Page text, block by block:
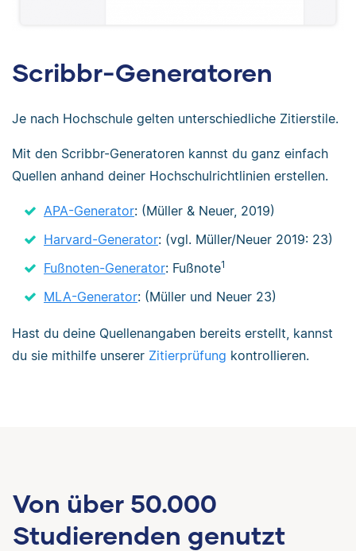
Scribbr-Generatoren
Je nach Hochschule gelten unterschiedliche Zitierstile.
Mit den Scribbr-Generatoren kannst du ganz einfach
Quellen anhand deiner Hochschulrichtlinien erstellen.
APA-Generator: (Müller & Neuer, 2019)
Harvard-Generator: (vgl. Müller/Neuer 2019: 23)
Fußnoten-Generator: Fußnote1
MLA-Generator: (Müller und Neuer 23)
Hast du deine Quellenangaben bereits erstellt, kannst
du sie mithilfe unserer Zitierprüfung kontrollieren.
Von über 50.000
Studierenden genutzt